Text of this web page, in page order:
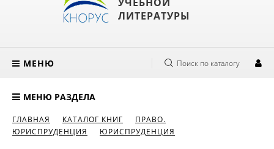
ЛИТЕРАТУРЫ
МЕНЮ Поиск по каталогу
МЕНЮ РАЗДЕЛА
ГЛАВНАЯ КАТАЛОГ КНИГ
ПРАВО.
ЮРИСПРУДЕНЦИЯ
ЮРИСПРУДЕНЦИЯ